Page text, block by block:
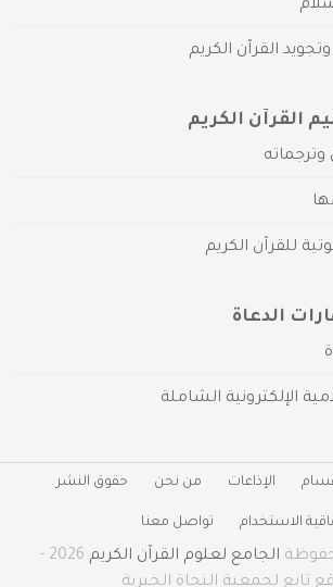
القرآن الكريم
القرآن الكريم
وترجماته
للقرآن الكريم
الدعاة
الإلكترونية الشاملة
الإذاعات من نحن حقوق النشر
الاستخدام تواصل معنا
الجامع لعلوم القرآن الكريم
2026 -
تابع لجمعية النجاة الخيرية